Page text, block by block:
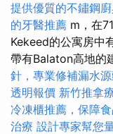
提供優質的不鏽鋼
的牙醫推薦 m，在
Kekeed的公寓房中
帶有Balaton高地的
針，專業修補漏水
透明報價 新竹推拿
冷凍櫃推薦，保障
治療 設計專家幫您